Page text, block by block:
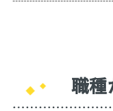
職種